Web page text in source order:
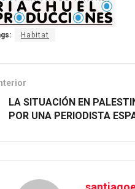
Habitat
LA SITUACIÓN EN
POR UNA PERIODISTA